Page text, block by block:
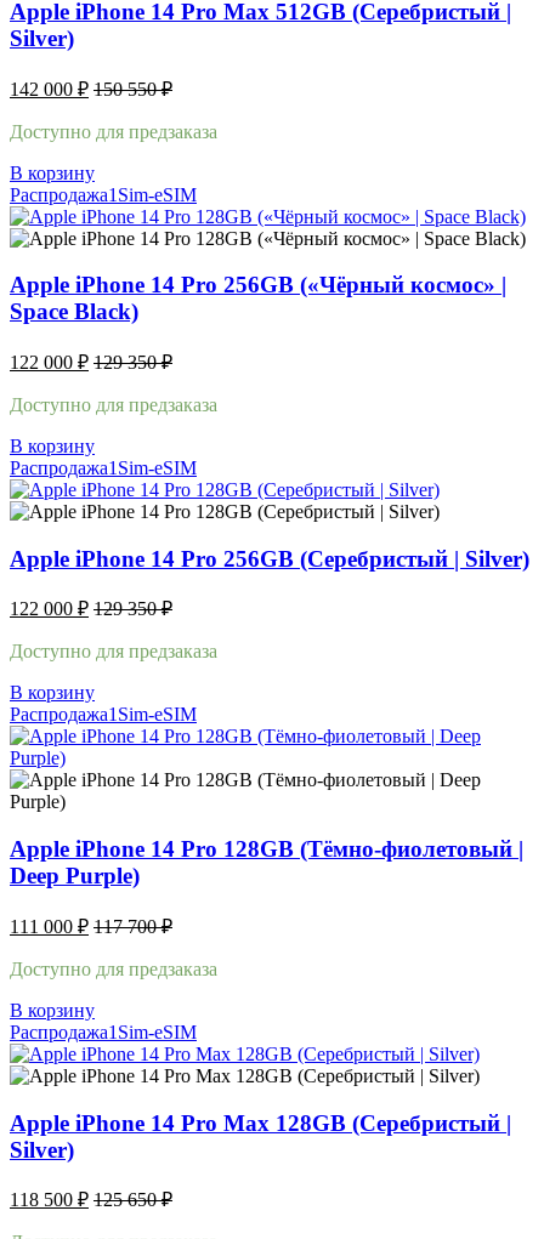
Apple iPhone 14 Pro Max 512GB (Серебристый |
Silver)
142 000 ₽ 150 550₽
Доступно для предзаказа
В корзину
Распродажа1Sim-eSIM
Apple iPhone 14 Pro 256GB («Чёрный космос» |
Space Black)
122 000 ₽ 129 350₽
Доступно для предзаказа
В корзину
Распродажа1Sim-eSIM
Apple iPhone 14 Pro 256GB (Серебристый | Silver)
122 000 ₽ 129 350₽
Доступно для предзаказа
В корзину
Распродажа1Sim-eSIM
Apple iPhone 14 Pro 128GB (Тёмно-фиолетовый |
Deep Purple)
111 000 ₽ 117 700₽
Доступно для предзаказа
В корзину
Распродажа1Sim-eSIM
Apple iPhone 14 Pro Max 128GB (Серебристый |
Silver)
118 500 ₽ 125 650₽